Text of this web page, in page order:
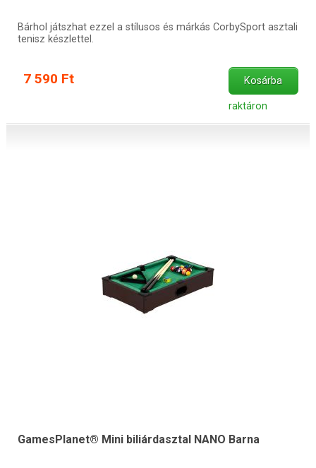
Bárhol játszhat ezzel a stílusos és márkás CorbySport asztali
tenisz készlettel.
7 590 Ft Kosárba
raktáron
GamesPlanet® Mini biliárdasztal NANO Barna